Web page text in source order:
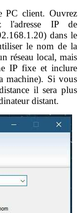
PC client. Ouvrez
l'adresse IP de
dans le
le nom de la
réseau local, mais
IP fixe et inclure
machine). Si vous
il sera plus
distant.